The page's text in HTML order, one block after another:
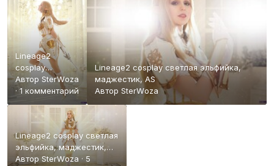
Lineage2
cosplay
светлая
эльфийка,
Автор StеrWоzа
· 1 комментарий
Lineage2 cosplay светлая эльфийка,
маджестик, АS
АвторStеrWоzа
Lineage2 cosplay светлая
эльфийка, маджестик,
АS
Автор StеrWоzа · 5